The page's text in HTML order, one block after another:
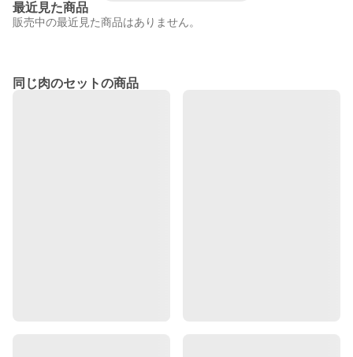
最近見た商品
販売中の最近見た商品はありません。
同じ肉のセットの商品